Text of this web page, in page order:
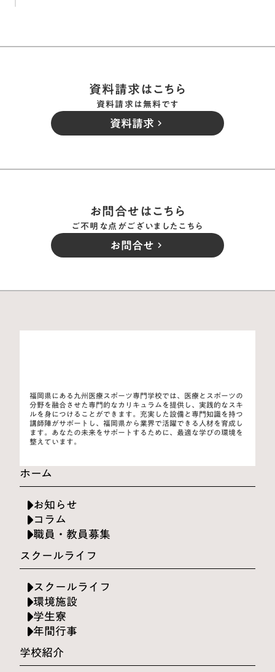
資料請求はこちら
資料請求は無料です
資料請求 keyboard_arrow_right
お問合せはこちら
ご不明な点がございましたこちら
お問合せ keyboard_arrow_right
福岡県にある九州医療スポーツ専門学校では、医療とスポーツの
分野を融合させた専門的なカリキュラムを提供し、実践的なスキ
ルを身につけることができます。充実した設備と専門知識を持つ
講師陣がサポートし、福岡県から業界で活躍できる人材を育成し
ます。あなたの未来をサポートするために、最適な学びの環境を
整えています。
ホーム
お知らせ
コラム
職員・教員募集
スクールライフ
スクールライフ
環境施設
学生寮
年間行事
学校紹介